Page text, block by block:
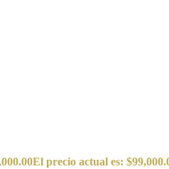
El precio actual es: